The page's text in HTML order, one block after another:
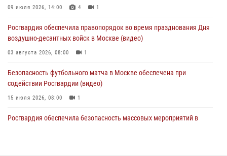
Делегация МВД Республики Беларусь ознакомилась с передовыми
04 августа 2026, 18:16 5
09 июля 2026, 14:00 4 1
Росгвардия обеспечила правопорядок во время празднования Дня
воздушно-десантных войск в Москве (видео)
03 августа 2026, 08:00 1
Безопасность футбольного матча в Москве обеспечена при
содействии Росгвардии (видео)
15 июля 2026, 08:00 1
Росгвардия обеспечила безопасность массовых мероприятий в